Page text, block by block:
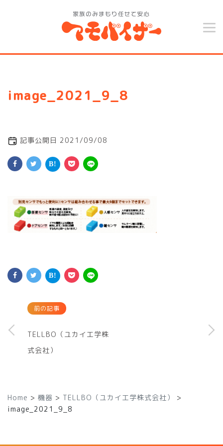
image_2021_9_8
記事公開日 2021/09/08
前の記事
TELLBO（ユカイ工学株
式会社）
Home > 機器 > TELLBO（ユカイ工学株式会社）
>
image_2021_9_8